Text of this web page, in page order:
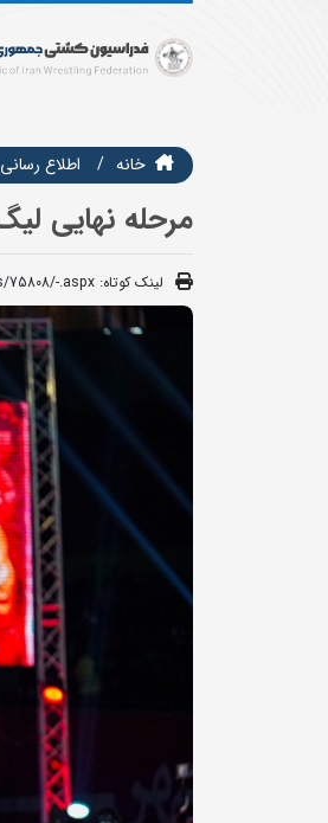
خانه اطلاع رسانی
مرحله نهایی
لینک کوتاه: .aspx